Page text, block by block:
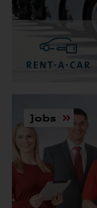
Jobs